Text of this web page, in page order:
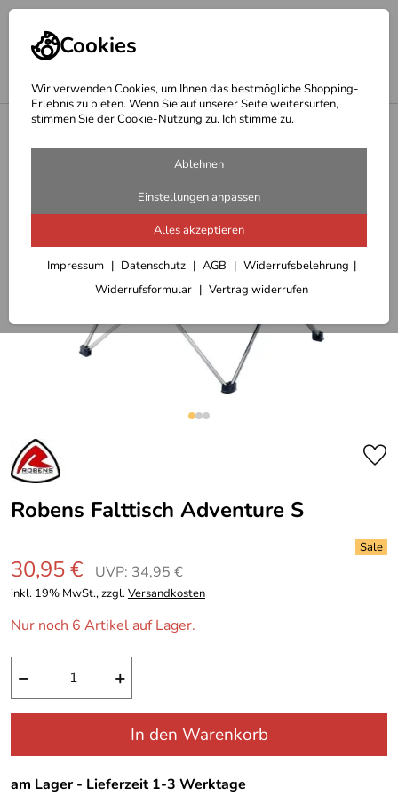
Cookies
Wir verwenden Cookies, um Ihnen das bestmögliche Shopping-
Erlebnis zu bieten. Wenn Sie auf unserer Seite weitersurfen,
stimmen Sie der Cookie-Nutzung zu. Ich stimme zu.
Ablehnen
Einstellungen anpassen
Alles akzeptieren
Impressum Datenschutz AGB
Widerrufsbelehrung
Widerrufsformular
Vertrag widerrufen
Campingtische
Robens Falttisch Adventure S
30,95 € UVP: 34,95 €
inkl. 19% MwSt., zzgl.Versandkosten
Nur noch 6 Artikel auf Lager.
− +
In den Warenkorb
am Lager - Lieferzeit 1-3 Werktage